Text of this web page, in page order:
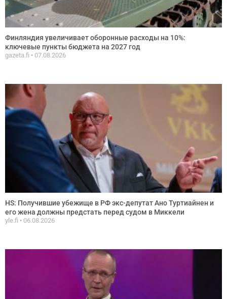
Финляндия увеличивает оборонные расходы на 10%:
ключевые пункты бюджета на 2027 год
gazeta.fi 07.08.2026
HS: Получившие убежище в РФ экс-депутат Ано Туртиайнен и
его жена должны предстать перед судом в Миккели
yle.fi 06.08.2026